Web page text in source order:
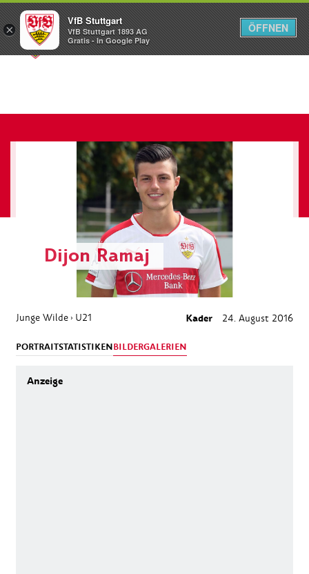
Menü
Dijon Ramaj
Junge Wilde › U21 Kader 24. August 2016
PORTRAITSTATISTIKENBILDERGALERIEN
×
VfB Stuttgart
VfB Stuttgart 1893 AG
Gratis - In Google Play
ÖFFNEN